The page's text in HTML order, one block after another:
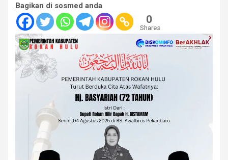
Bagikan di sosmed anda
0
Shares